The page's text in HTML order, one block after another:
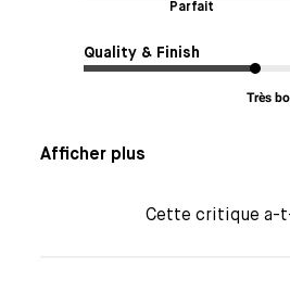
Parfait
Quality & Finish
Très
Afficher plus
Cette critique a-